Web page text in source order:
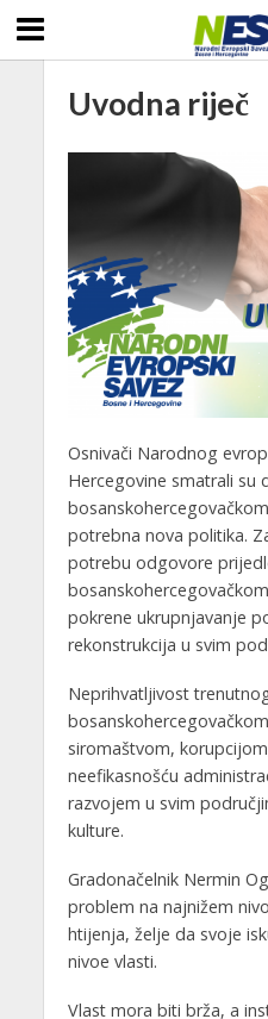
Uvodna riječ
Osnivači Narodnog
Hercegovine smatrali su
potrebna nova politika.
potrebu odgovore
pokrene ukrupnjavanje
rekonstrukcija u svim
Neprihvatljivost
siromaštvom,
neefikasnošću
razvojem u svim
kulture.
Gradonačelnik Nermin
problem na najnižem
htijenja, želje da svoje
nivoe vlasti.
Vlast mora biti brža, a